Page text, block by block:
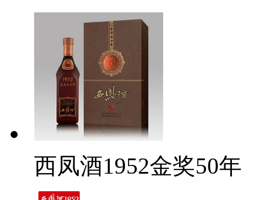
西凤酒1952金奖50年